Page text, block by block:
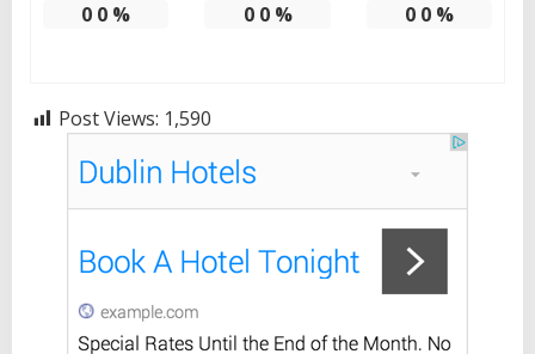
0 0 % 0 0% 0 0%
Post Views: 1,590